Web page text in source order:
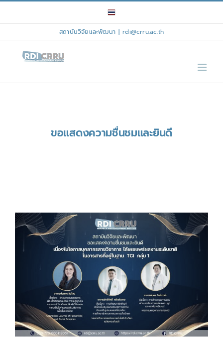
Skip
สถาบันวิจัยและพัฒนา | rdi@crru.ac.th
ขอแสดงความชื่นชมและยินดี
View
Larger
Image